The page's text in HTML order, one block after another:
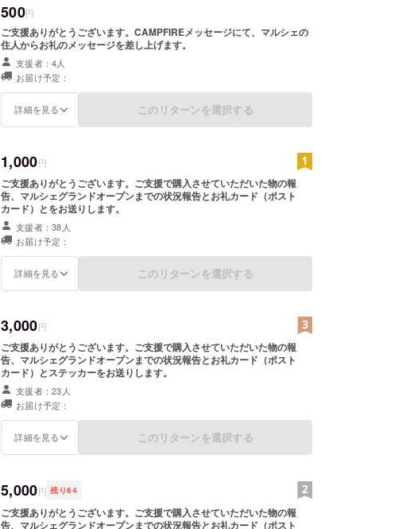
復興は誰か一人の力でどうにでもなるものでもありません。
そして、今この街で暮らす人達だけで行うことも難しいで
す。
たくさんの方の支援、応援を必要としています。
何もなくなった鹿折だからこそ、新しい街づくりができると
思います。
新しい人と人が集い、楽しい時間を過ごすことができる場所
を作れるのではないかと思います。
この復幸マルシェから、鹿折は再スタートしたいと思ってい
ます。
500円
ご支援ありがとうございます。CAMPFIREメッセージにて、マルシェの
住人からお礼のメッセージを差し上げます。
支援者：4人
お届け予定：
詳細を見る このリターンを選択する
1,000円
ご支援ありがとうございます。ご支援で購入させていただいた物の報
告、マルシェグランドオープンまでの状況報告とお礼カード（ポスト
カード）とをお送りします。
支援者：38人
お届け予定：
詳細を見る このリターンを選択する
3,000円
ご支援ありがとうございます。ご支援で購入させていただいた物の報
告、マルシェグランドオープンまでの状況報告とお礼カード（ポスト
カード）とステッカーをお送りします。
支援者：23人
お届け予定：
詳細を見る このリターンを選択する
5,000円 残り64
ご支援ありがとうございます。ご支援で購入させていただいた物の報
告、マルシェグランドオープンまでの状況報告とお礼カード（ポスト